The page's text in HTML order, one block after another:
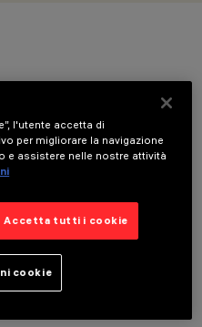
l'utente accetta di
per migliorare la navigazione
e assistere nelle nostre attività
Accetta tutti i cookie
cookie